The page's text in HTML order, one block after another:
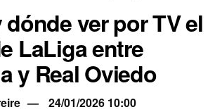
ver por TV el
LaLiga entre
y Real Oviedo
24/01/2026 10:00